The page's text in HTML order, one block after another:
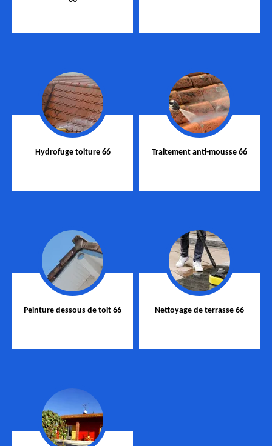
Hydrofuge toiture 66 Traitement anti-mousse 66
Peinture dessous de toit 66 Nettoyage de terrasse 66